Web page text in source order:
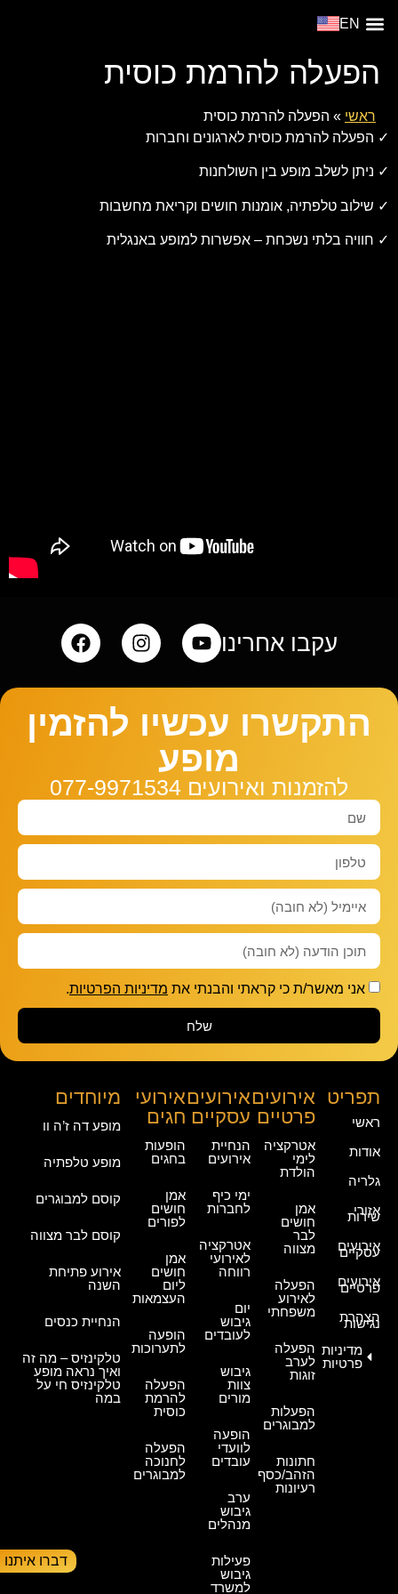
EN
הפעלה להרמת כוסית
ראשי » הפעלה להרמת כוסית
✓ הפעלה להרמת כוסית לארגונים וחברות
✓ ניתן לשלב מופע בין השולחנות
✓ שילוב טלפתיה, אומנות חושים וקריאת מחשבות
✓ חוויה בלתי נשכחת – אפשרות למופע באנגלית
עקבו אחרינו
התקשרו עכשיו להזמין
מופע
להזמנות ואירועים 077-9971534
אני מאשר/ת כי קראתי והבנתי את מדיניות הפרטיות.
שלח
תפריט
ראשי
אודות
גלריה
אזורי
שירות
אירועים
עסקיים
אירועים
פרטיים
הצהרת
נגישות
מדיניות
פרטיות
אירועים
פרטיים
אטרקציה
לימי
הולדת
אמן
חושים
לבר
מצווה
הפעלה
לאירוע
משפחתי
הפעלה
לערב
זוגות
הפעלות
למבוגרים
חתונות
הזהב/כסף
רעיונות
אירועים
עסקיים
הנחיית
אירועים
ימי כיף
לחברות
אטרקציה
לאירועי
רווחה
יום
גיבוש
לעובדים
גיבוש
צוות
מורים
הופעה
לוועדי
עובדים
ערב
גיבוש
מנהלים
פעילות
גיבוש
למשרד
אירועי
חגים
הופעות
בחגים
אמן
חושים
לפורים
אמן
חושים
ליום
העצמאות
הופעה
לתערוכות
הפעלה
להרמת
כוסית
הפעלה
לחנוכה
למבוגרים
מיוחדים
מופע דה ז’ה וו
מופע טלפתיה
קוסם למבוגרים
קוסם לבר מצווה
אירוע פתיחת
השנה
הנחיית כנסים
טלקינזיס – מה זה
ואיך נראה מופע
טלקינזיס חי על
במה
דברו איתנו